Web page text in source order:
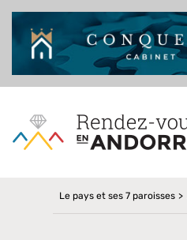
Le pays et ses 7 paroisses